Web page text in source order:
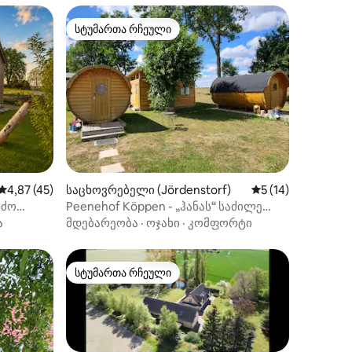
შეფასებაა 5‑დან 4,87, 45 მიმოხილვა
4,87 (45)
სტუმართა რჩეული
სტუმართა რჩეული
საცხოვრებელი (Jördenstorf) საშუალო
5 (14)
Peenehof Köppen - „ჰანას“ საძილე
ხომალდი
მდებარეობა · ოჯახი · კომფორტი
სტუმართა რჩეული
სტუმართა რჩეული